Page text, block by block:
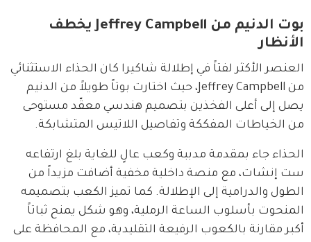
بوت الدنيم من Jeffrey Campbell يخطف
الأنظار
العنصر الأكثر لفتاً في إطلالة شاكيرا كان الحذاء الاستثنائي
من Jeffrey Campbell، حيث اختارت بوتاً طويلاً من الدنيم
يصل إلى أعلى الفخذين بتصميم هندسي معقّد مستوحى
من الخياطات المفككة وتفاصيل اللاتيس المتشابكة.
الحذاء جاء بمقدمة مدببة وكعب عالٍ للغاية بلغ ارتفاعه
ست إنشات، مع منصة داخلية مخفية أضافت مزيداً من
الطول والدرامية إلى الإطلالة. كما تميز الكعب بتصميمه
المنحوت بأسلوب الساعة الرملية، وهو شكل يمنح ثباتاً
أكبر مقارنة بالكعوب الرفيعة التقليدية، مع المحافظة على